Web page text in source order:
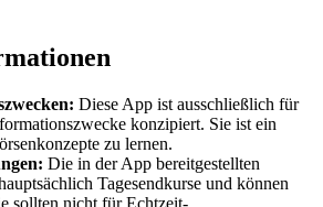
Diese App ist ausschließlich für
konzipiert. Sie ist ein
zu lernen.
Die in der App bereitgestellten
Tagesendkurse und können